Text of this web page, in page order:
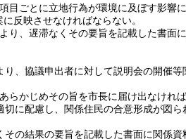
ごとに立地行為が環境に及ぼす影響
反映させなければならない。
り、遅滞なくその要旨を記載した書面
、協議申出者に対して説明会の開催等
かじめその旨を市長に届け出なければ
に配慮し、関係住民の合意形成が図
の結果の要旨を記載した書面に関係資